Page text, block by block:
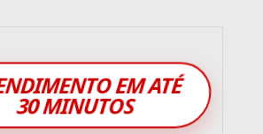
EM ATÉ
30 MINUTOS